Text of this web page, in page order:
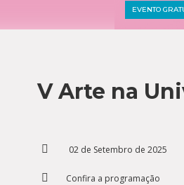
Residências
Trabalhe
Orquestra
EVENTO
V Arte na
02 de Setembro de 2025
Confira a programação